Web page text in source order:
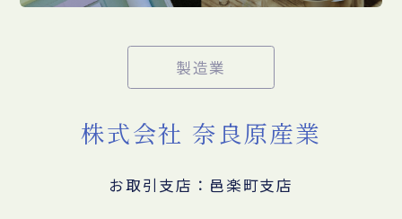
製造業
株式会社 奈良原産業
お取引支店：邑楽町支店